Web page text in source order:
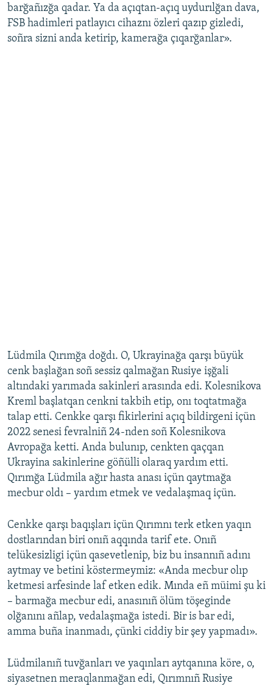
barğañızğa qadar. Ya da açıqtan-açıq uydurılğan dava,
FSB hadimleri patlayıcı cihaznı özleri qazıp gizledi,
soñra sizni anda ketirip, kamerağa çıqarğanlar».
Lüdmila Qırımğa doğdı. O, Ukrayinağa qarşı büyük
cenk başlağan soñ sessiz qalmağan Rusiye işğali
altındaki yarımada sakinleri arasında edi. Kolesnikova
Kreml başlatqan cenkni takbih etip, onı toqtatmağa
talap etti. Cenkke qarşı fikirlerini açıq bildirgeni içün
2022 senesi fevralniñ 24-nden soñ Kolesnikova
Avropağa ketti. Anda bulunıp, cenkten qaçqan
Ukrayina sakinlerine göñülli olaraq yardım etti.
Qırımğa Lüdmila ağır hasta anası içün qaytmağa
mecbur oldı – yardım etmek ve vedalaşmaq içün.
Cenkke qarşı baqışları içün Qırımnı terk etken yaqın
dostlarından biri onıñ aqqında tarif ete. Onıñ
telükesizligi içün qasevetlenip, biz bu insannıñ adını
aytmay ve betini köstermeymiz: «Anda mecbur olıp
ketmesi arfesinde laf etken edik. Mında eñ müimi şu ki
– barmağa mecbur edi, anasınıñ ölüm töşeginde
olğanını añlap, vedalaşmağa istedi. Bir is bar edi,
amma buña inanmadı, çünki ciddiy bir şey yapmadı».
Lüdmilanıñ tuvğanları ve yaqınları aytqanına köre, o,
siyasetnen meraqlanmağan edi, Qırımnıñ Rusiye